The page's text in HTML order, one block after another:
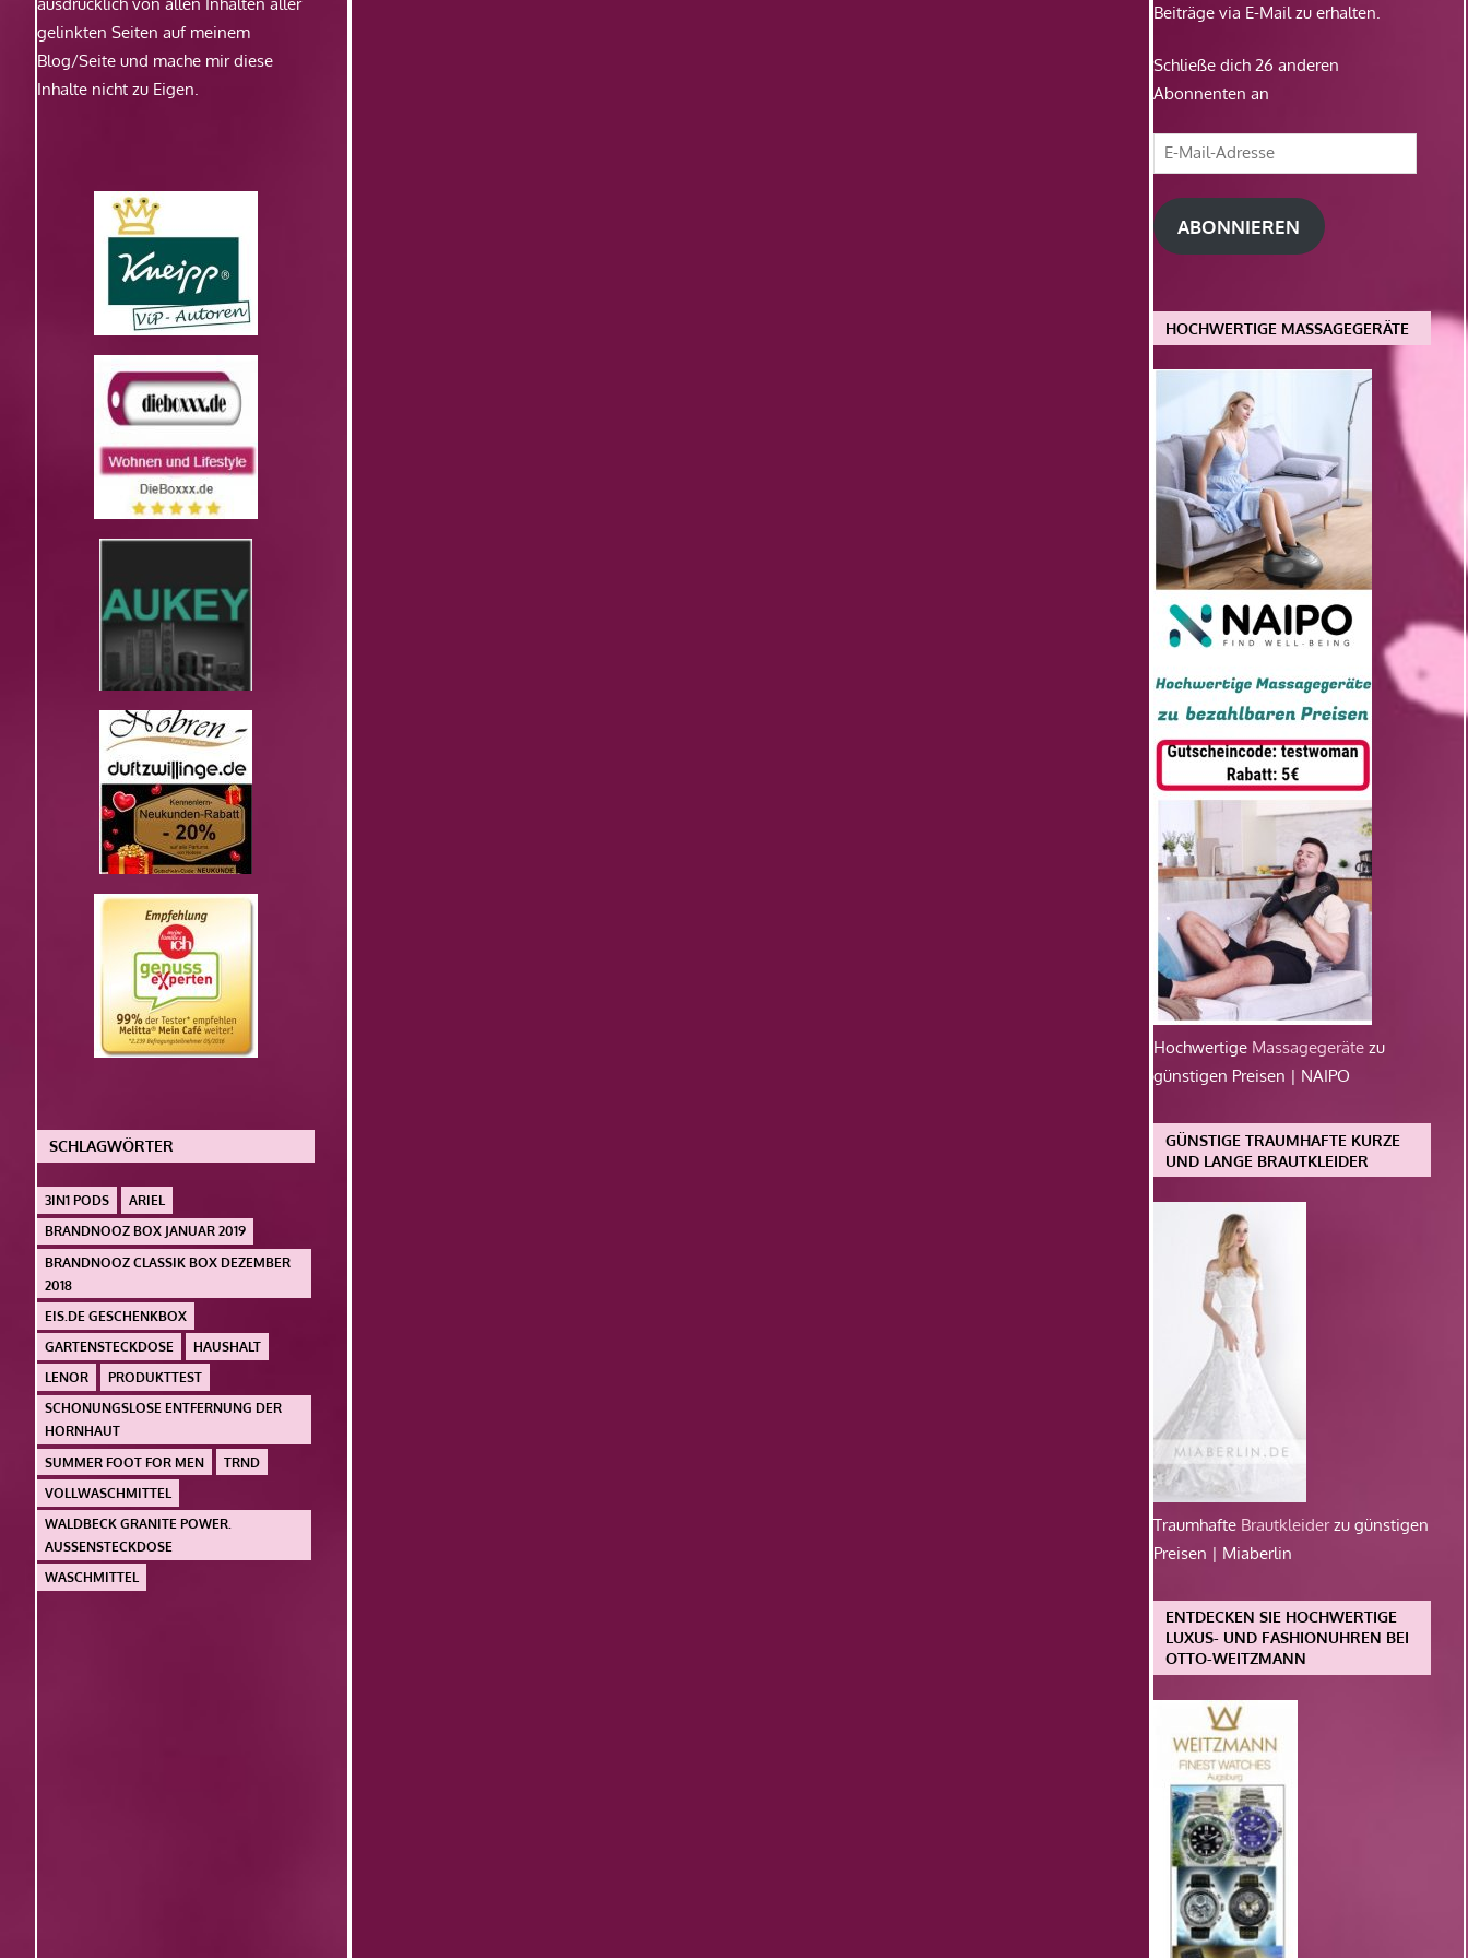
gelinkten Seiten auf meinem
Blog/Seite und mache mir diese
Inhalte nicht zu Eigen.
SCHLAGWÖRTER
3IN1 PODS
ARIEL
BRANDNOOZ BOX JANUAR 2019
BRANDNOOZ CLASSIK BOX DEZEMBER
2018
EIS.DE GESCHENKBOX
GARTENSTECKDOSE
HAUSHALT
LENOR
PRODUKTTEST
SCHONUNGSLOSE ENTFERNUNG DER
HORNHAUT
SUMMER FOOT FOR MEN
TRND
VOLLWASCHMITTEL
WALDBECK GRANITE POWER.
AUSSENSTECKDOSE
WASCHMITTEL
Beiträge via E-Mail zu erhalten.
Schließe dich 26 anderen
Abonnenten an
E-
Mail-
Adresse
ABONNIEREN
HOCHWERTIGE MASSAGEGERÄTE
Hochwertige Massagegeräte zu
günstigen Preisen | NAIPO
GÜNSTIGE TRAUMHAFTE KURZE
UND LANGE BRAUTKLEIDER
Traumhafte Brautkleiderzu günstigen
Preisen | Miaberlin
ENTDECKEN SIE HOCHWERTIGE
LUXUS- UND FASHIONUHREN BEI
OTTO-WEITZMANN